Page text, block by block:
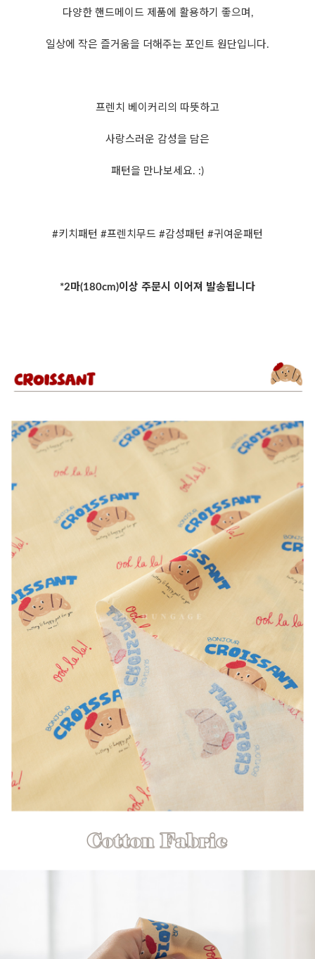
다양한 핸드메이드 제품에 활용하기 좋으며,
일상에 작은 즐거움을 더해주는 포인트 원단입니다.
프렌치 베이커리의 따뜻하고
사랑스러운 감성을 담은
패턴을 만나보세요. :)
#키치패턴 #프렌치무드 #감성패턴 #귀여운패턴
*2마(180cm)이상 주문시 이어져 발송됩니다